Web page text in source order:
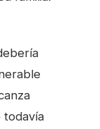
todavía